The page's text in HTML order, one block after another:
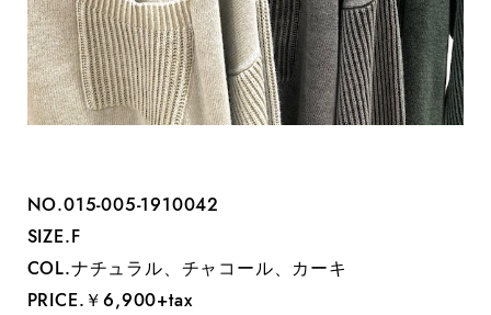
NO.‭015-005-1910042
SIZE.F
COL.ナチュラル、チャコール、カーキ
PRICE.￥6,900+tax